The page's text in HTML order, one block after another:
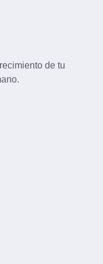
de tu